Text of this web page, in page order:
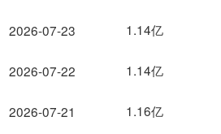
2026-07-23
2026-07-22
2026-07-21
1.14亿
1.14亿
1.16亿